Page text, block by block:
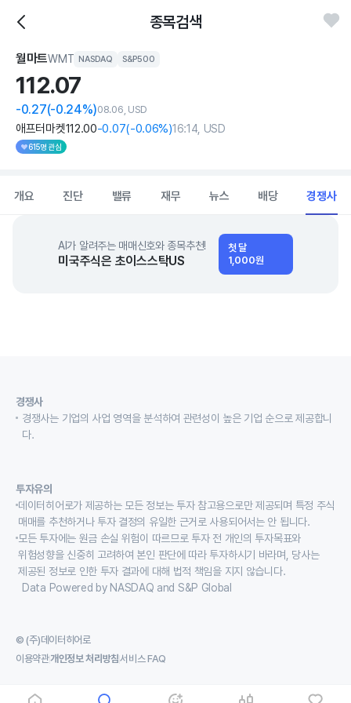
종목검색
월마트WMT NASDAQ S&P500
112.07
-0.27(-0.24%)08.06, USD
애프터마켓112.00-0.07(-0.06%)16:14, USD
615명 관심
개요 진단 밸류 재무 뉴스 배당 경쟁사
AI가 알려주는 매매신호와 종목추천!
미국주식은 초이스스탁US
첫 달
1,000원
경쟁사
경쟁사는 기업의 사업 영역을 분석하여 관련성이 높은 기업 순으로 제공합니
다.
투자유의
데이터히어로가 제공하는 모든 정보는 투자 참고용으로만 제공되며 특정 주식
매매를 추천하거나 투자 결정의 유일한 근거로 사용되어서는 안 됩니다.
모든 투자에는 원금 손실 위험이 따르므로 투자 전 개인의 투자목표와
위험성향을 신중히 고려하여 본인 판단에 따라 투자하시기 바라며, 당사는
제공된 정보로 인한 투자 결과에 대해 법적 책임을 지지 않습니다.
Data Powered by NASDAQ and S&P Global
© (주)데이터히어로
이용약관개인정보 처리방침서비스 FAQ